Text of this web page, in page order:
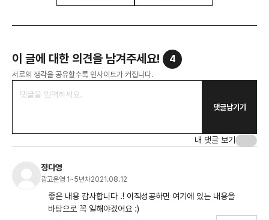
이 글에 대한 의견을 남겨주세요! 4
서로의 생각을 공유할수록 인사이트가 커집니다.
댓글남기기
내 댓글 보기
정다영
광고운영 1~5년차2021.08.12
좋은 내용 감사합니다 .! 이직성공하면 여기에 있는 내용을
바탕으로 꼭 일해야겠어요 :)